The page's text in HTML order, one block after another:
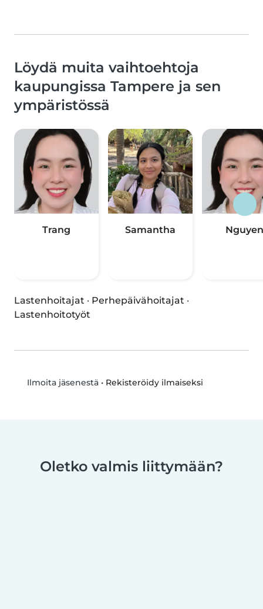
Löydä muita vaihtoehtoja
kaupungissa Tampere ja sen
ympäristössä
Trang Samantha Nguyen
Lastenhoitajat · Perhepäivähoitajat ·
Lastenhoitotyöt
Ilmoita jäsenestä• Rekisteröidy ilmaiseksi
Oletko valmis liittymään?